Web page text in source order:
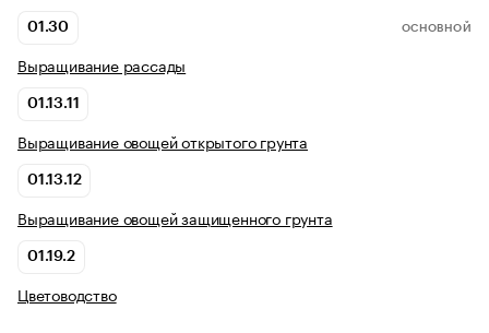
01.30 ОСНОВНОЙ
Выращивание рассады
01.13.11
Выращивание овощей открытого грунта
01.13.12
Выращивание овощей защищенного грунта
01.19.2
Цветоводство